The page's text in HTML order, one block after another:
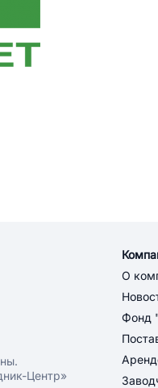
Центр»
О
Фонд